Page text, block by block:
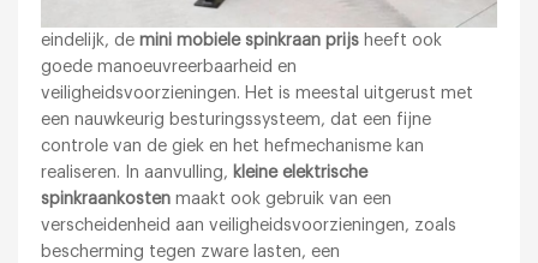
eindelijk, demini mobiele spinkraan prijs heeft ook
goede manoeuvreerbaarheid en
veiligheidsvoorzieningen. Het is meestal uitgerust met
een nauwkeurig besturingssysteem, dat een fijne
controle van de giek en het hefmechanisme kan
realiseren. In aanvulling, kleine elektrische
spinkraankosten maakt ook gebruik van een
verscheidenheid aan veiligheidsvoorzieningen, zoals
bescherming tegen zware lasten, een